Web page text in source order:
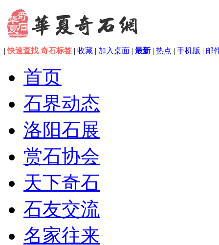
|快速查找 奇石标签 | 收藏 | 加入桌面 | 最新 | 热点 | 手机版 | 邮
首页
石界动态
洛阳石展
赏石协会
天下奇石
石友交流
名家往来